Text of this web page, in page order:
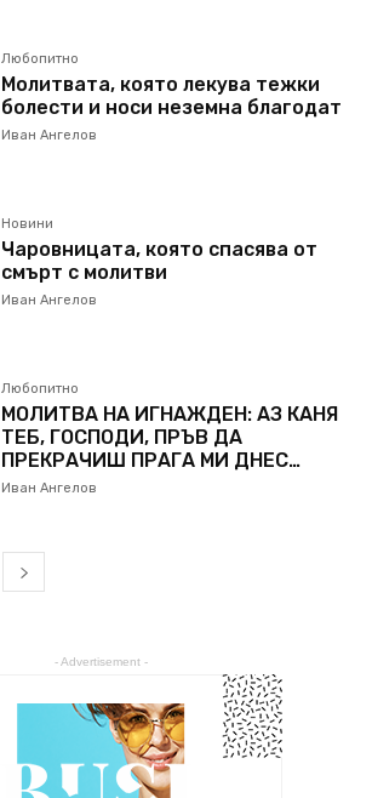
Любопитно
Молитвата, която лекува тежки
болести и носи неземна благодат
Иван Ангелов
Новини
Чаровницата, която спасява от
смърт с молитви
Иван Ангелов
Любопитно
МОЛИТВА НА ИГНАЖДЕН: АЗ КАНЯ
ТЕБ, ГОСПОДИ, ПРЪВ ДА
ПРЕКРАЧИШ ПРАГА МИ ДНЕС…
Иван Ангелов
- Advertisement -